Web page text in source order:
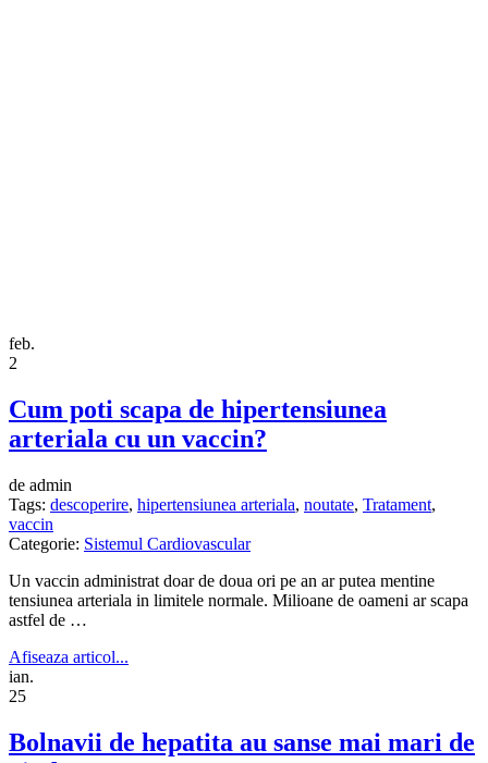
feb.
2
Cum poti scapa de hipertensiunea
arteriala cu un vaccin?
de admin
Tags: descoperire, hipertensiunea arteriala, noutate, Tratament,
vaccin
Categorie: Sistemul Cardiovascular
Un vaccin administrat doar de doua ori pe an ar putea mentine
tensiunea arteriala in limitele normale. Milioane de oameni ar scapa
astfel de …
Afiseaza articol...
ian.
25
Bolnavii de hepatita au sanse mai mari de